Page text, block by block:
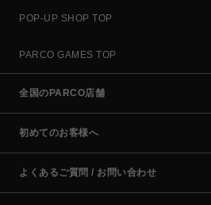
POP-UP SHOP TOP
PARCO GAMES TOP
全国のPARCO店舗
初めてのお客様へ
よくあるご質問 / お問い合わせ